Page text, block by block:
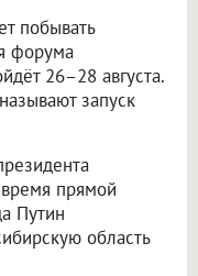
побывать
форума
26–28 августа.
запуск
прямой
Путин
область